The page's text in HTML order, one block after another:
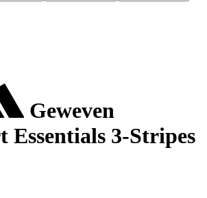
Geweven
Essentials 3-Stripes